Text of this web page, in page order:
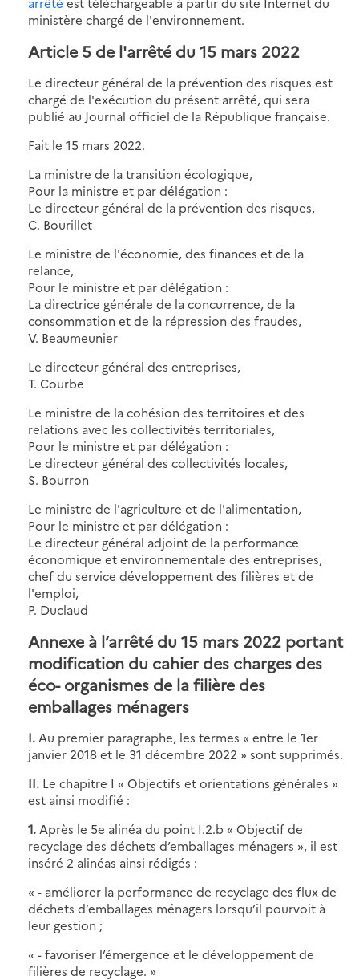
ministère chargé de l'environnement.
Article 5 de l'arrêté du 15 mars 2022
Le directeur général de la prévention des risques est
chargé de l'exécution du présent arrêté, qui sera
publié au Journal officiel de la République française.
Fait le 15 mars 2022.
La ministre de la transition écologique,
Pour la ministre et par délégation :
Le directeur général de la prévention des risques,
C. Bourillet
Le ministre de l'économie, des finances et de la
relance,
Pour le ministre et par délégation :
La directrice générale de la concurrence, de la
consommation et de la répression des fraudes,
V. Beaumeunier
Le directeur général des entreprises,
T. Courbe
Le ministre de la cohésion des territoires et des
relations avec les collectivités territoriales,
Pour le ministre et par délégation :
Le directeur général des collectivités locales,
S. Bourron
Le ministre de l'agriculture et de l'alimentation,
Pour le ministre et par délégation :
Le directeur général adjoint de la performance
économique et environnementale des entreprises,
chef du service développement des filières et de
l'emploi,
P. Duclaud
Annexe à l’arrêté du 15 mars 2022 portant
modification du cahier des charges des
éco- organismes de la filière des
emballages ménagers
I. Au premier paragraphe, les termes « entre le 1er
janvier 2018 et le 31 décembre 2022 » sont supprimés.
II. Le chapitre I « Objectifs et orientations générales »
est ainsi modifié :
1. Après le 5e alinéa du point I.2.b « Objectif de
recyclage des déchets d’emballages ménagers », il est
inséré 2 alinéas ainsi rédigés :
« - améliorer la performance de recyclage des flux de
déchets d’emballages ménagers lorsqu’il pourvoit à
leur gestion ;
« - favoriser l’émergence et le développement de
filières de recyclage. »